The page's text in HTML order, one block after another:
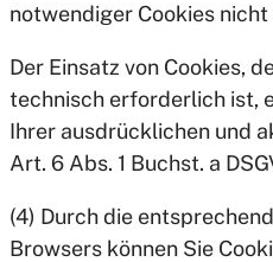
notwendiger Cookies
Der Einsatz von Cookies,
technisch erforderlich ist,
Ihrer ausdrücklichen und
Art. 6 Abs. 1 Buchst. a
(4) Durch die
Browsers können Sie